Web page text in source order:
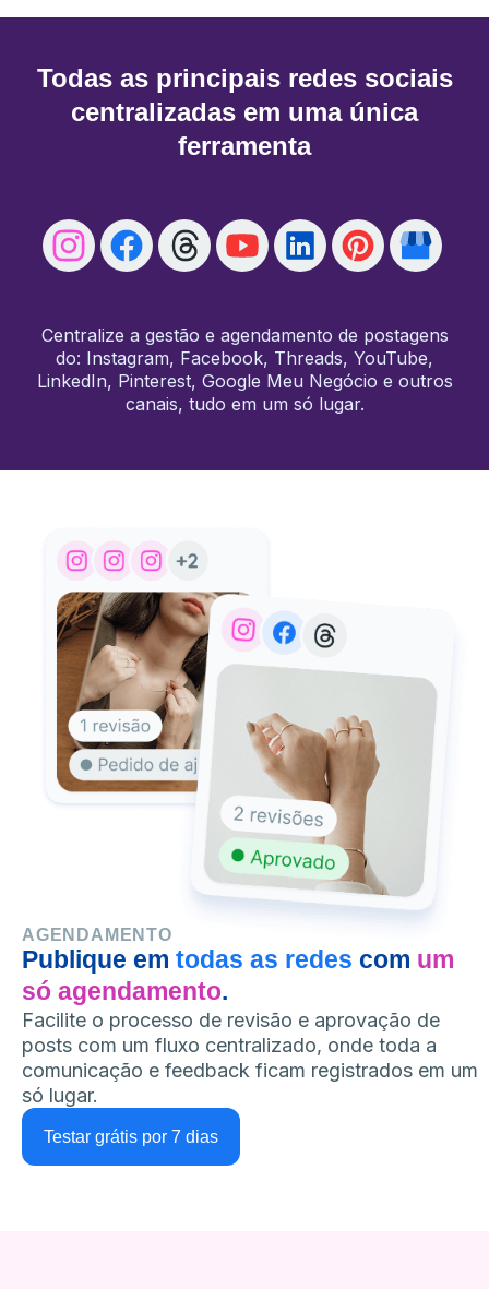
Todas as principais redes sociais
centralizadas em uma única
ferramenta
Centralize a gestão e agendamento de postagens
do: Instagram, Facebook, Threads, YouTube,
LinkedIn, Pinterest, Google Meu Negócio e outros
canais, tudo em um só lugar.
AGENDAMENTO
Publique em todas as redes com um
só agendamento.
Facilite o processo de revisão e aprovação de
posts com um fluxo centralizado, onde toda a
comunicação e feedback ficam registrados em um
só lugar.
Testar grátis por 7 dias